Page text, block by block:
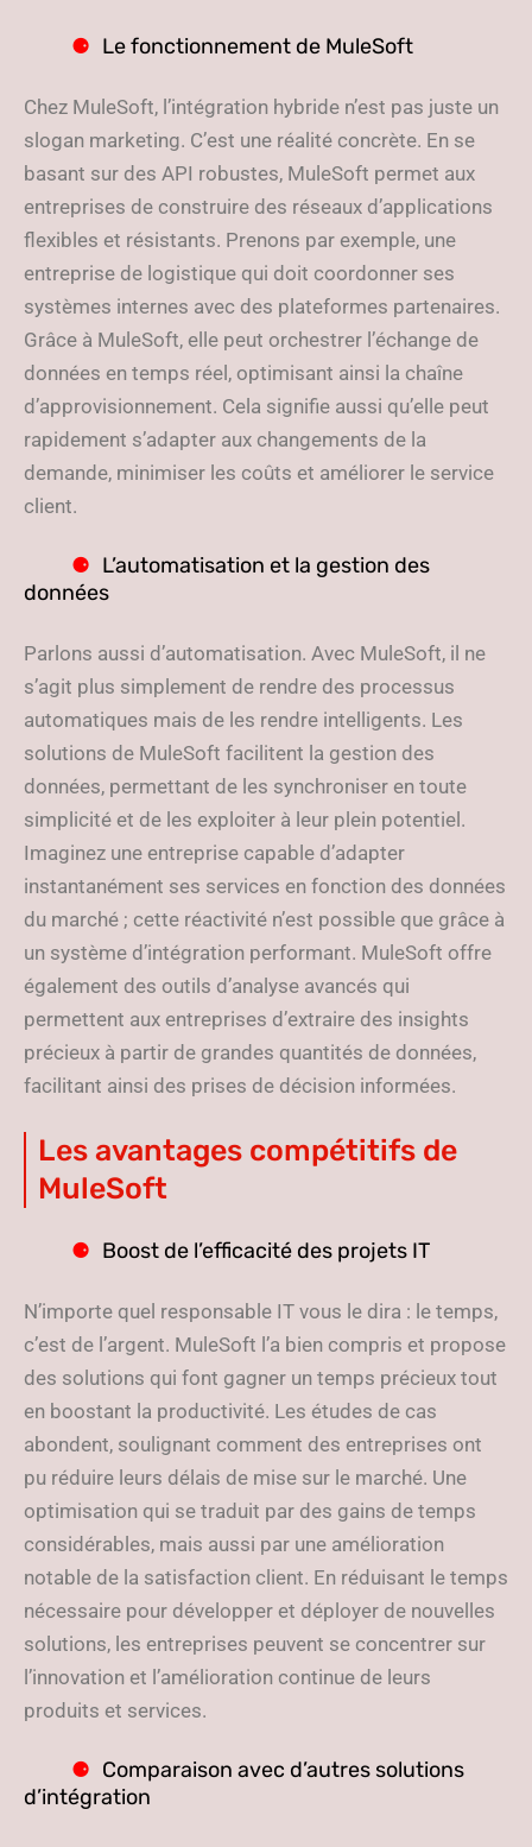
Le fonctionnement de MuleSoft
Chez MuleSoft, l’intégration hybride n’est pas juste un
slogan marketing. C’est une réalité concrète. En se
basant sur des API robustes, MuleSoft permet aux
entreprises de construire des réseaux d’applications
flexibles et résistants. Prenons par exemple, une
entreprise de logistique qui doit coordonner ses
systèmes internes avec des plateformes partenaires.
Grâce à MuleSoft, elle peut orchestrer l’échange de
données en temps réel, optimisant ainsi la chaîne
d’approvisionnement. Cela signifie aussi qu’elle peut
rapidement s’adapter aux changements de la
demande, minimiser les coûts et améliorer le service
client.
L’automatisation et la gestion des
données
Parlons aussi d’automatisation. Avec MuleSoft, il ne
s’agit plus simplement de rendre des processus
automatiques mais de les rendre intelligents. Les
solutions de MuleSoft facilitent la gestion des
données, permettant de les synchroniser en toute
simplicité et de les exploiter à leur plein potentiel.
Imaginez une entreprise capable d’adapter
instantanément ses services en fonction des données
du marché ; cette réactivité n’est possible que grâce à
un système d’intégration performant. MuleSoft offre
également des outils d’analyse avancés qui
permettent aux entreprises d’extraire des insights
précieux à partir de grandes quantités de données,
facilitant ainsi des prises de décision informées.
Les avantages compétitifs de
MuleSoft
Boost de l’efficacité des projets IT
N’importe quel responsable IT vous le dira : le temps,
c’est de l’argent. MuleSoft l’a bien compris et propose
des solutions qui font gagner un temps précieux tout
en boostant la productivité. Les études de cas
abondent, soulignant comment des entreprises ont
pu réduire leurs délais de mise sur le marché. Une
optimisation qui se traduit par des gains de temps
considérables, mais aussi par une amélioration
notable de la satisfaction client. En réduisant le temps
nécessaire pour développer et déployer de nouvelles
solutions, les entreprises peuvent se concentrer sur
l’innovation et l’amélioration continue de leurs
produits et services.
Comparaison avec d’autres solutions
d’intégration